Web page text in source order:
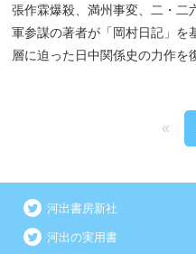
張作霖爆殺、満州事変、二・
軍参謀の著者が「岡村日記」を
層に迫った日中関係史の力作を
«
河出書房新社
河出の実用書